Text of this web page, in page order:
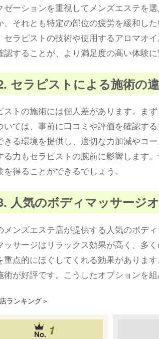
ゼーションを重視してメンズエステを
、それとも特定の部位の疲労を緩和し
セラピストの技術や使用するアロマオ
認することが、より満足度の高い体験
セラピストによる施術の
ストの施術には個人差があります。ま
いては、事前に口コミや評価を確認す
きる環境を提供し、適切な力加減やコ
る力もセラピストの腕前に影響します
を得ることができるでしょう。
人気のボディマッサージ
メンズエステ店が提供する人気のボデ
ッサージはリラックス効果が高く、多
重点的にほぐしてくれる効果がありま
術が好評です。こうしたオプションを
ランキング＞
1